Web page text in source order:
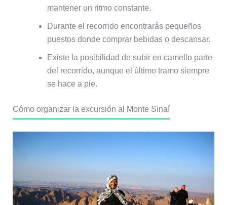
mantener un ritmo constante.
Durante el recorrido encontrarás pequeños
puestos donde comprar bebidas o descansar.
Existe la posibilidad de subir en camello parte
del recorrido, aunque el último tramo siempre
se hace a pie.
Cómo organizar la excursión al Monte Sinaí